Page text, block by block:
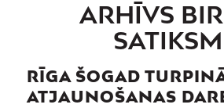
ARHĪVS
RĪGA ŠOGAD
ATJAUNOŠANAS